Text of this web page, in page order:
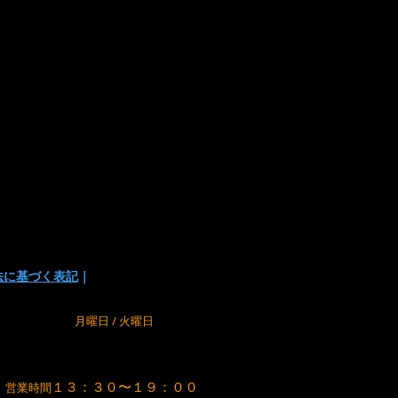
基づく表記｜
月曜日 / 火曜日
営業時間 １３：３０〜１９：００